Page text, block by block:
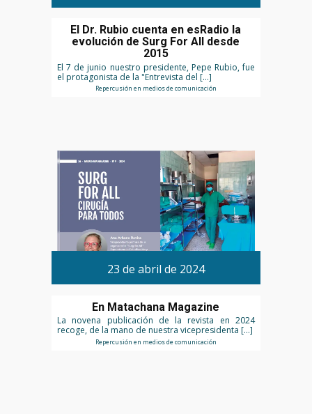
El Dr. Rubio cuenta en esRadio la
evolución de Surg For All desde
2015
El 7 de junio nuestro presidente, Pepe Rubio, fue
el protagonista de la "Entrevista del […]
Repercusión en medios de comunicación
23 de abril de 2024
En Matachana Magazine
La novena publicación de la revista en 2024
recoge, de la mano de nuestra vicepresidenta […]
Repercusión en medios de comunicación